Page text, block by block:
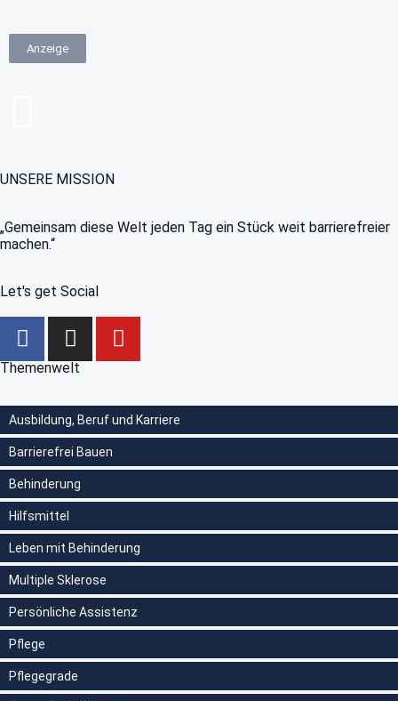
Anzeige
UNSERE MISSION
„Gemeinsam diese Welt jeden Tag ein Stück weit barrierefreier
machen.“
Let's get Social
Themenwelt
Ausbildung, Beruf und Karriere
Barrierefrei Bauen
Behinderung
Hilfsmittel
Leben mit Behinderung
Multiple Sklerose
Persönliche Assistenz
Pflege
Pflegegrade